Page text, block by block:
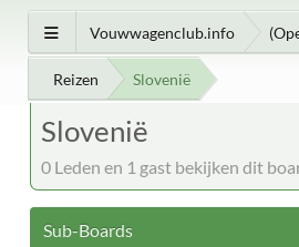
Vouwwagenclub.info
Reizen Slovenië
Slovenië
0 Leden en 1 gast bekijken dit
Sub-Boards